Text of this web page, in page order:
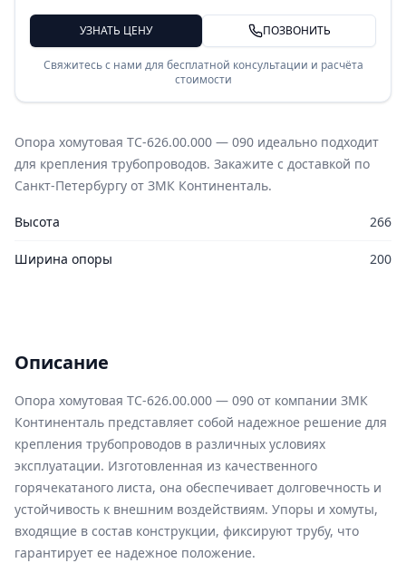
УЗНАТЬ ЦЕНУ ПОЗВОНИТЬ
Свяжитесь с нами для бесплатной консультации и расчёта
стоимости
Опора хомутовая ТС-626.00.000 — 090 идеально подходит
для крепления трубопроводов. Закажите с доставкой по
Санкт-Петербургу от ЗМК Континенталь.
Высота 266
Ширина опоры 200
Описание
Опора хомутовая ТС-626.00.000 — 090 от компании ЗМК
Континенталь представляет собой надежное решение для
крепления трубопроводов в различных условиях
эксплуатации. Изготовленная из качественного
горячекатаного листа, она обеспечивает долговечность и
устойчивость к внешним воздействиям. Упоры и хомуты,
входящие в состав конструкции, фиксируют трубу, что
гарантирует ее надежное положение.